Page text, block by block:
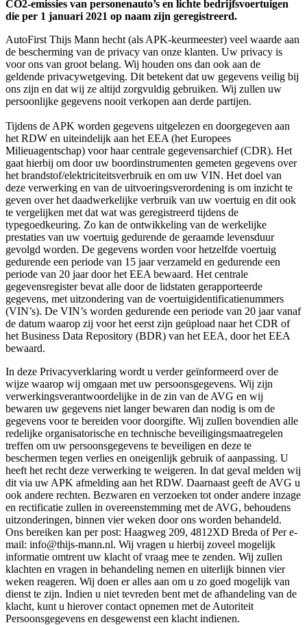
CO2-emissies van personenauto’s en lichte bedrijfsvoertuigen
die per 1 januari 2021 op naam zijn geregistreerd.
AutoFirst Thijs Mann hecht (als APK-keurmeester) veel waarde aan
de bescherming van de privacy van onze klanten. Uw privacy is
voor ons van groot belang. Wij houden ons dan ook aan de
geldende privacywetgeving. Dit betekent dat uw gegevens veilig bij
ons zijn en dat wij ze altijd zorgvuldig gebruiken. Wij zullen uw
persoonlijke gegevens nooit verkopen aan derde partijen.
Tijdens de APK worden gegevens uitgelezen en doorgegeven aan
het RDW en uiteindelijk aan het EEA (het Europees
Milieuagentschap) voor haar centrale gegevensarchief (CDR). Het
gaat hierbij om door uw boordinstrumenten gemeten gegevens over
het brandstof/elektriciteitsverbruik en om uw VIN. Het doel van
deze verwerking en van de uitvoeringsverordening is om inzicht te
geven over het daadwerkelijke verbruik van uw voertuig en dit ook
te vergelijken met dat wat was geregistreerd tijdens de
typegoedkeuring. Zo kan de ontwikkeling van de werkelijke
prestaties van uw voertuig gedurende de geraamde levensduur
gevolgd worden. De gegevens worden voor hetzelfde voertuig
gedurende een periode van 15 jaar verzameld en gedurende een
periode van 20 jaar door het EEA bewaard. Het centrale
gegevensregister bevat alle door de lidstaten gerapporteerde
gegevens, met uitzondering van de voertuigidentificatienummers
(VIN’s). De VIN’s worden gedurende een periode van 20 jaar vanaf
de datum waarop zij voor het eerst zijn geüpload naar het CDR of
het Business Data Repository (BDR) van het EEA, door het EEA
bewaard.
In deze Privacyverklaring wordt u verder geïnformeerd over de
wijze waarop wij omgaan met uw persoonsgegevens. Wij zijn
verwerkingsverantwoordelijke in de zin van de AVG en wij
bewaren uw gegevens niet langer bewaren dan nodig is om de
gegevens voor te bereiden voor doorgifte. Wij zullen bovendien alle
redelijke organisatorische en technische beveiligingsmaatregelen
treffen om uw persoonsgegevens te beveiligen en deze te
beschermen tegen verlies en oneigenlijk gebruik of aanpassing. U
heeft het recht deze verwerking te weigeren. In dat geval melden wij
dit via uw APK afmelding aan het RDW. Daarnaast geeft de AVG u
ook andere rechten. Bezwaren en verzoeken tot onder andere inzage
en rectificatie zullen in overeenstemming met de AVG, behoudens
uitzonderingen, binnen vier weken door ons worden behandeld.
Ons bereiken kan per post: Haagweg 209, 4812XD Breda of Per e-
mail: info@thijs-mann.nl. Wij vragen u hierbij zoveel mogelijk
informatie omtrent uw klacht of vraag mee te zenden. Wij zullen
klachten en vragen in behandeling nemen en uiterlijk binnen vier
weken reageren. Wij doen er alles aan om u zo goed mogelijk van
dienst te zijn. Indien u niet tevreden bent met de afhandeling van de
klacht, kunt u hierover contact opnemen met de Autoriteit
Persoonsgegevens en desgewenst een klacht indienen.